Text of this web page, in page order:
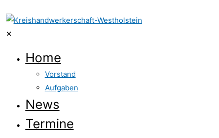
✕
Home
Vorstand
Aufgaben
News
Termine